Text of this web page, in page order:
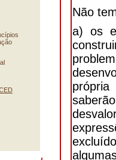
Não
a) os